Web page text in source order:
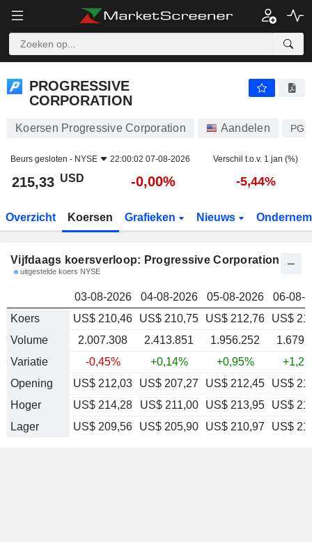
PROGRESSIVE CORPORATION 215,33
PROGRESSIVE
CORPORATION
Koersen Progressive Corporation Aandelen PGR
Beurs gesloten - NYSE 22:00:02 07-08-2026 Verschil t.o.v. 1 jan (%)
215,33 USD -0,00% -5,44%
Overzicht Koersen Grafieken Nieuws
Vijfdaags koersverloop: Progressive Corporation
uitgestelde koers NYSE
03-08-2026 04-08-2026 05-08-2026
06-08-
Koers
US$ 210,46 US$ 210,75 US$ 212,76
US$
Volume
2.007.308 2.413.851 1.956.252
Variatie
-0,45% +0,14% +0,95%
Opening
US$ 212,03 US$ 207,27 US$ 212,45
US$
Hoger
US$ 214,28 US$ 211,00 US$ 213,95
US$
Lager
US$ 209,56 US$ 205,90 US$ 210,97 US$